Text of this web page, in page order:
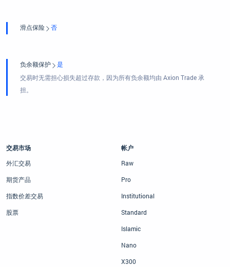
滑点保险 否
负余额保护 是
交易时无需担心损失超过存款，因为所有负余额均由 Axion Trade 承
担。
交易市场
外汇交易
期货产品
指数价差交易
股票
帐户
Raw
Pro
Institutional
Standard
Islamic
Nano
X300